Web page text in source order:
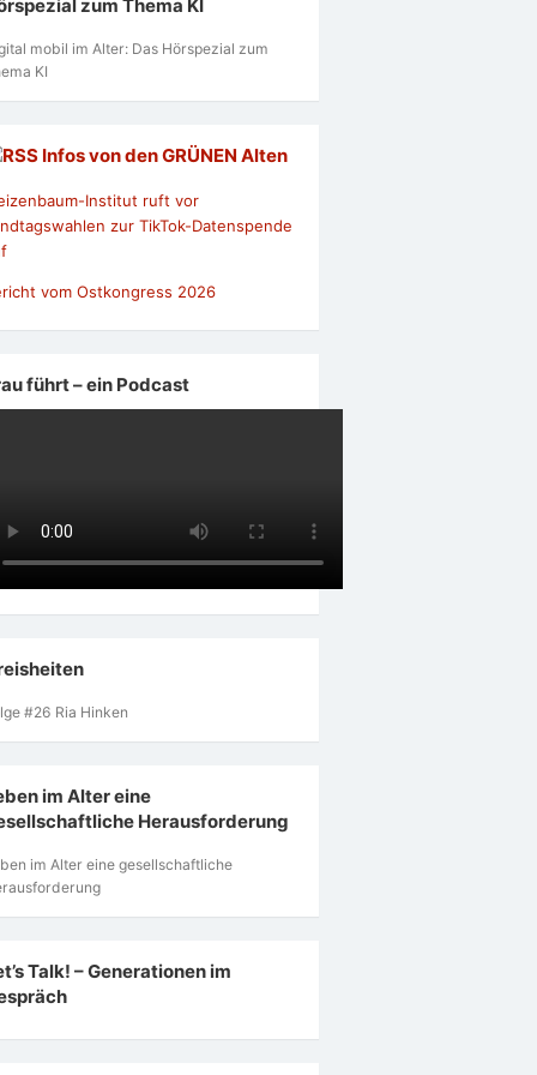
zum Thema KI
mobil im Alter: Das Hörspezial zum
KI
Infos von den GRÜNEN Alten
Institut ruft vor
zur TikTok-Datenspende
vom Ostkongress 2026
führt – ein Podcast
#26 Ria Hinken
im Alter eine
Herausforderung
im Alter eine gesellschaftliche
Talk! – Generationen im